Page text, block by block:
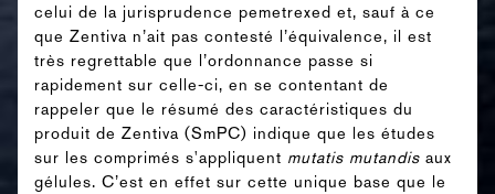
celui de la jurisprudence pemetrexed et, sauf à ce
que Zentiva n’ait pas contesté l’équivalence, il est
très regrettable que l’ordonnance passe si
rapidement sur celle-ci, en se contentant de
rappeler que le résumé des caractéristiques du
produit de Zentiva (SmPC) indique que les études
sur les comprimés s'appliquent mutatis mutandis aux
gélules. C’est en effet sur cette unique base que le